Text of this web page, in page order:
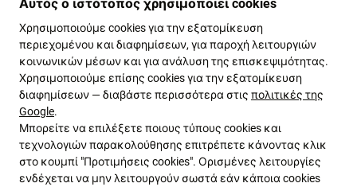
Spigen
Θήκη Thin Fit για Samsung
S24 Ultra, Μαύρο, Black,
Spigen
21,15 €
Θήκη Ultra Hybrid για
Samsung S24 Ultra,
Transparent, Spigen
22,16 €
Αυτός ο ιστότοπος χρησιμοποιεί cookies
Χρησιμοποιούμε cookies για την εξατομίκευση
περιεχομένου και διαφημίσεων, για παροχή λειτουργιών
κοινωνικών μέσων και για ανάλυση της επισκεψιμότητας.
Χρησιμοποιούμε επίσης cookies για την εξατομίκευση
διαφημίσεων — διαβάστε περισσότερα στις πολιτικές της
Google.
Μπορείτε να επιλέξετε ποιους τύπους cookies και
τεχνολογιών παρακολούθησης επιτρέπετε κάνοντας κλικ
στο κουμπί "Προτιμήσεις cookies". Ορισμένες λειτουργίες
ενδέχεται να μην λειτουργούν σωστά εάν κάποια cookies